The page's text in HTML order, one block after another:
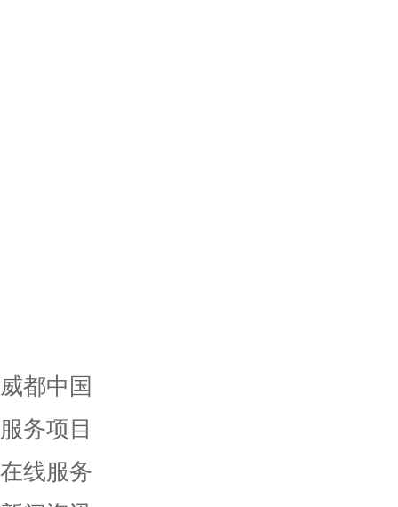
威都中国
服务项目
在线服务